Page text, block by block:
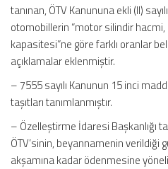
tanınan, ÖTV Kanununa ekli (II)
otomobillerin “motor silindir
kapasitesi”ne göre farklı oranlar
açıklamalar eklenmiştir.
– 7555 sayılı Kanunun 15 inci
taşıtları tanımlanmıştır.
– Özelleştirme İdaresi Başkanlığı
ÖTV’sinin, beyannamenin verildiği
akşamına kadar ödenmesine